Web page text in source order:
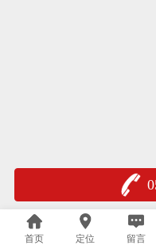
首页 定位 留言